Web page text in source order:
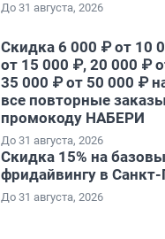
До 31 августа, 2026
Скидка 6 000 ₽ от 10
от 15 000 ₽, 20 000 ₽
35 000 ₽ от 50 000 ₽
все повторные
промокоду НАБЕРИ
До 31 августа, 2026
Скидка 15% на
фридайвингу в Санкт-
До 31 августа, 2026